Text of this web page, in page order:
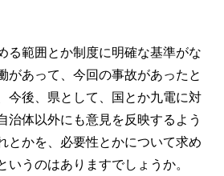
る範囲とか制度に明確な基準がな
があって、今回の事故があったと
今後、県として、国とか九電に対
治体以外にも意見を反映するよう
とかを、必要性とかについて求め
いうのはありますでしょうか。